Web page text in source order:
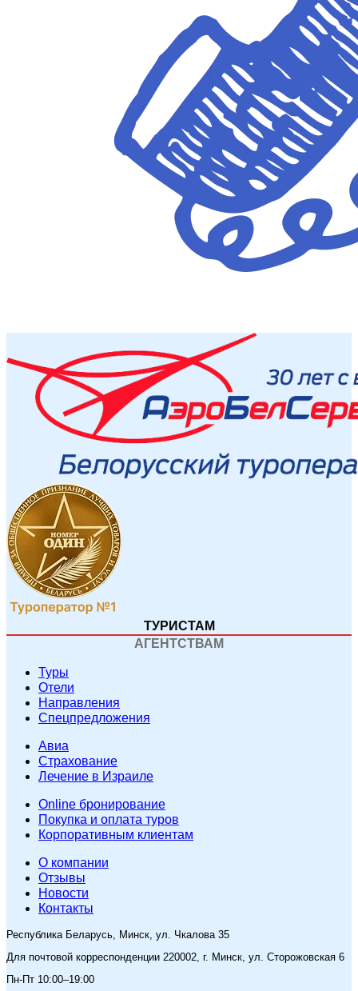
ТУРИСТАМ
АГЕНТСТВАМ
Туры
Отели
Направления
Спецпредложения
Авиа
Страхование
Лечение в Израиле
Online бронирование
Покупка и оплата туров
Корпоративным клиентам
O компании
Отзывы
Новости
Контакты
Республика Беларусь, Минск, ул. Чкалова 35
Для почтовой корреспонденции 220002, г. Минск, ул. Сторожовская 6
Пн-Пт 10:00–19:00